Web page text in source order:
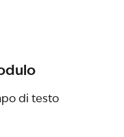
di testo